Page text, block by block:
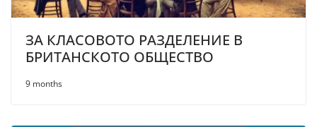
ЗА КЛАСОВОТО РАЗДЕЛЕНИЕ В
БРИТАНСКОТО ОБЩЕСТВО
9 months